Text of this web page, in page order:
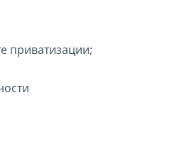
приватизации;